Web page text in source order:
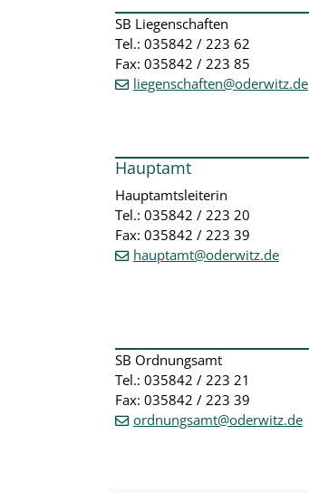
SB Liegenschaften
Tel.: 035842 / 223 62
Fax: 035842 / 223 85
liegenschaften@oderwitz.de
Hauptamt
Hauptamtsleiterin
Tel.: 035842 / 223 20
Fax: 035842 / 223 39
hauptamt@oderwitz.de
SB Ordnungsamt
Tel.: 035842 / 223 21
Fax: 035842 / 223 39
ordnungsamt@oderwitz.de